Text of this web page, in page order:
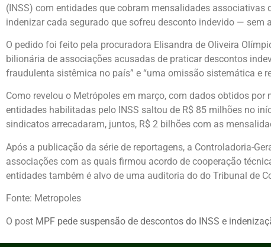
(INSS) com entidades que cobram mensalidades
indenizar cada segurado que sofreu desconto indevido —
O pedido foi feito pela procuradora Elisandra de Oliveira
bilionária de associações acusadas de praticar descontos
fraudulenta sistêmica no país” e “uma omissão sistemática e
Como revelou o Metrópoles em março, com dados obtidos
entidades habilitadas pelo INSS saltou de R$ 85 milhões no
sindicatos arrecadaram, juntos, R$ 2 bilhões com as
Após a publicação da série de reportagens, a Controladoria-
associações com as quais firmou acordo de cooperação
entidades também é alvo de uma auditoria do do Tribunal de
Fonte: Metropoles
O post MPF pede suspensão de descontos do INSS e